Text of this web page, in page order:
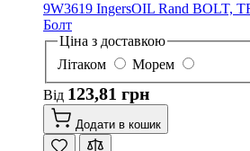
9W3619 IngersOIL Rand BOLT,
Болт
Ціна з доставкою
Літаком
Морем
Від 123,81 грн
Додати в кошик